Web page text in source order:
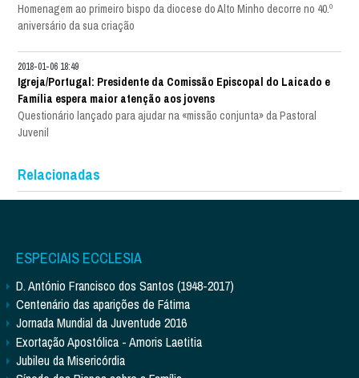
Homenagem ao primeiro bispo da diocese do Alto Minho decorre no 40.º
aniversário da sua criação
2018-01-06 18:49
Igreja/Portugal: Presidente da Comissão Episcopal do Laicado e
Família espera maior atenção aos jovens
Questionário lançado para ajudar na «missão conjunta» da Pastoral
Juvenil
Relacionadas
ESPECIAIS ECCLESIA
D. António Francisco dos Santos (1948-2017)
Centenário das aparições de Fátima
Jornada Mundial da Juventude 2016
Exortação Apostólica - Amoris Laetitia
Jubileu da Misericórdia